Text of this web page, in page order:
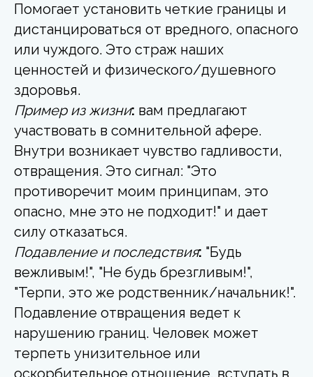
Помогает установить четкие границы и
дистанцироваться от вредного, опасного
или чуждого. Это страж наших
ценностей и физического/душевного
здоровья.
Пример из жизни: вам предлагают
участвовать в сомнительной афере.
Внутри возникает чувство гадливости,
отвращения. Это сигнал: "Это
противоречит моим принципам, это
опасно, мне это не подходит!" и дает
силу отказаться.
Подавление и последствия: "Будь
вежливым!", "Не будь брезгливым!",
"Терпи, это же родственник/начальник!".
Подавление отвращения ведет к
нарушению границ. Человек может
терпеть унизительное или
оскорбительное отношение, вступать в